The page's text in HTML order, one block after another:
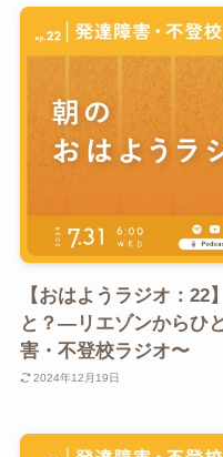
【おはようラジオ：22
と？―リエゾンからひ
害・不登校ラジオ〜
2024年12月19日